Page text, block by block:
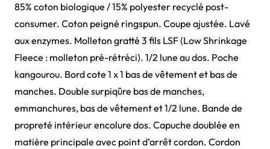
85% coton biologique / 15% polyester recyclé post-
consumer. Coton peigné ringspun. Coupe ajustée. Lavé
aux enzymes. Molleton gratté 3 fils LSF (Low Shrinkage
Fleece : molleton pré-rétréci). 1/2 lune au dos. Poche
kangourou. Bord cote 1 x 1 bas de vêtement et bas de
manches. Double surpiqûre bas de manches,
emmanchures, bas de vêtement et 1/2 lune. Bande de
propreté intérieur encolure dos. Capuche doublée en
matière principale avec point d’arrêt cordon. Cordon